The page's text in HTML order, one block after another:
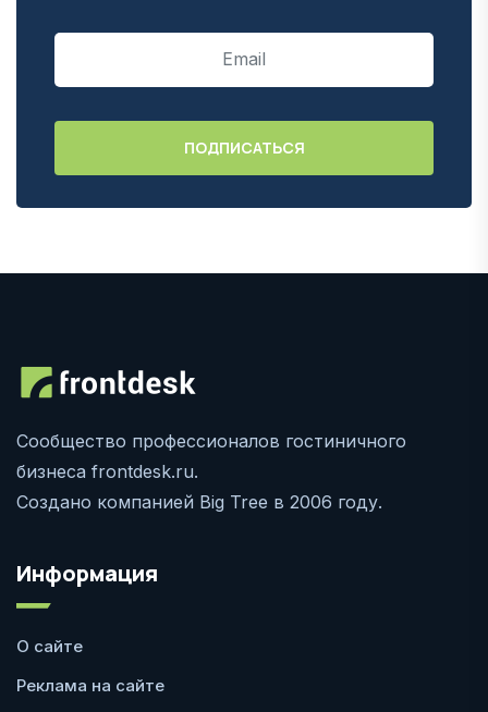
Сообщество профессионалов гостиничного
бизнеса frontdesk.ru.
Создано компанией Big Tree в 2006 году.
Информация
О сайте
Реклама на сайте